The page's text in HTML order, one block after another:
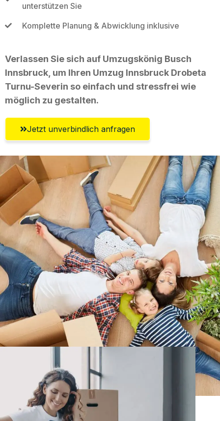
unterstützen Sie
Komplette Planung & Abwicklung inklusive
Verlassen Sie sich auf Umzugskönig Busch
Innsbruck, um Ihren Umzug Innsbruck Drobeta
Turnu-Severin so einfach und stressfrei wie
möglich zu gestalten.
Jetzt unverbindlich anfragen